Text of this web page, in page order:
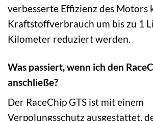
verbesserte Effizienz des Motors
Kraftstoffverbrauch um bis zu 1
Kilometer reduziert werden.
Was passiert, wenn ich den
anschließe?
Der RaceChip GTS ist mit einem
Verpolungsschutz ausgestattet,